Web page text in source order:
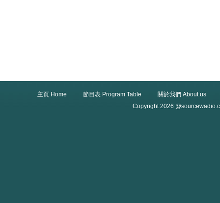
主頁 Home 節目表 Program Table
關於我們 About us
Copyright 2026